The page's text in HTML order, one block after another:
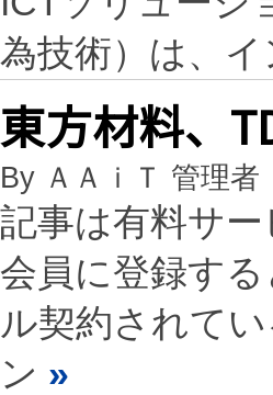
為技術）は、イ
東方材料、
By ＡＡｉＴ 管理者
記事は有料サ
会員に登録す
ル契約されて
ン »